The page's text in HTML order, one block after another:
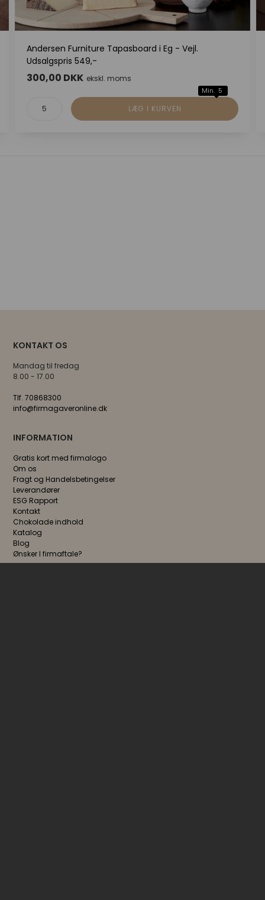
Andersen Furniture Tapasboard i Eg - Vejl.
Udsalgspris 549,-
300,00 DKK ekskl. moms
Min. 5
KONTAKT OS
Mandag til fredag
8.00 - 17.00
Tlf. 70868300
info@firmagaveronline.dk
INFORMATION
Gratis kort med firmalogo
Om os
Fragt og Handelsbetingelser
Leverandører
ESG Rapport
Kontakt
Chokolade indhold
Katalog
Blog
Ønsker I firmaftale?